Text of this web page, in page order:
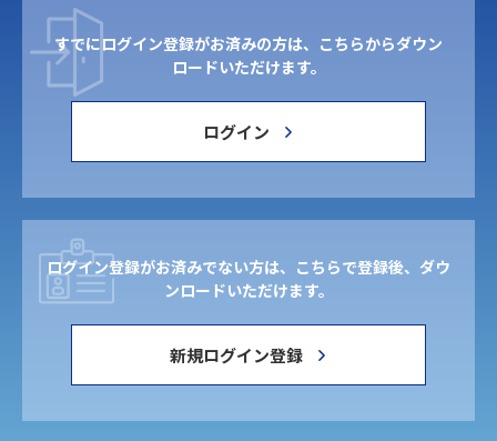
すでにログイン登録がお済みの方は、こちらからダウン
ロードいただけます。
ログイン
ログイン登録がお済みでない方は、こちらで登録後、ダウ
ンロードいただけます。
新規ログイン登録